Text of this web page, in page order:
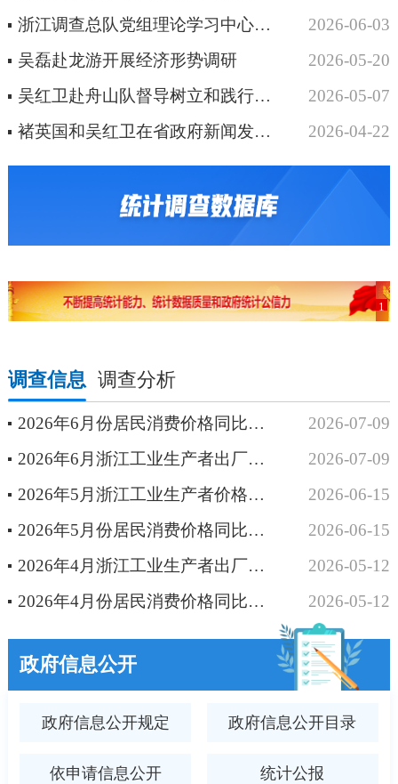
浙江调查总队党组理论学习中心组举行习近平经济思想专题学习会
2026-06-03
吴磊赴龙游开展经济形势调研
2026-05-20
吴红卫赴舟山队督导树立和践行正确政绩观学习教育
2026-05-07
褚英国和吴红卫在省政府新闻发布会上发布一季度浙江经济运行情况并答记者问
2026-04-22
1
调查信息 调查分析
2026年6月份居民消费价格同比上涨1.1%
2026-07-09
2026年6月浙江工业生产者出厂价格同比上涨2.5%，环比下降0.4%
2026-07-09
2026年5月浙江工业生产者价格同比涨幅扩大，环比高位回落
2026-06-15
2026年5月份居民消费价格同比上涨1.5%
2026-06-15
2026年4月浙江工业生产者出厂价格同比由降转涨，环比涨幅创近年来新高
2026-05-12
2026年4月份居民消费价格同比上涨1.5%
2026-05-12
政府信息公开
政府信息公开规定 政府信息公开目录
依申请信息公开 统计公报